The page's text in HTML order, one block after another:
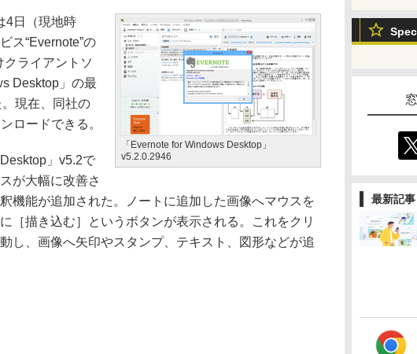
最新記事
「Evernote for Windows Desktop」
v5.2.0.2946
4日（現地時
ス“Evernote”の
ライアントソ
Desktop」の最
現在、同社の
ロードできる。
」v5.2で
が大幅に改善さ
機能が追加された。ノートに追加した画像へマウスを
［描き込む］というボタンが表示される。これをクリ
し、画像へ矢印やスタンプ、テキスト、図形などが追